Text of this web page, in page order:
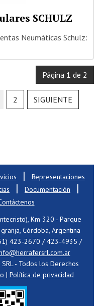
SCHULZ
Neumáticas Schulz:
Página 1 de 2
2 SIGUIENTE
| Representaciones
| Documentación |
Km 320 - Parque
Córdoba, Argentina
423-2670 / 423-4935 /
- Todos los Derechos
| Política de privacidad